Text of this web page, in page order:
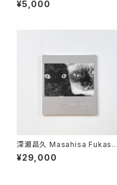
¥5,000
深瀬昌久 Masahisa Fukase
"Wonderful Days"
¥29,000